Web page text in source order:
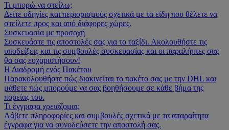
Τι μπορώ να στείλω;
Δείτε οδηγίες και περιορισμούς σχετικά με τα είδη που θέλετε να
στείλετε προς και από διάφορες χώρες.
Συσκευασία με προσοχή
Συσκευάστε τις αποστολές σας για το ταξίδι. Ακολουθήστε τις
υποδείξεις και τις συμβουλές συσκευασίας και οι παραλήπτες σας
θα σας ευχαριστήσουν!
Η Διαδρομή ενός Πακέτου
Παρακολουθήστε πώς διακινείται το πακέτο σας με την DHL και
μάθετε πώς μπορούμε να σας βοηθήσουμε σε κάθε βήμα της
πορείας του.
Τι έγγραφα χρειάζομαι;
Λάβετε πληροφορίες και συμβουλές σχετικά με τα απαραίτητα
έγγραφα για να συνοδεύσετε την αποστολή σας.